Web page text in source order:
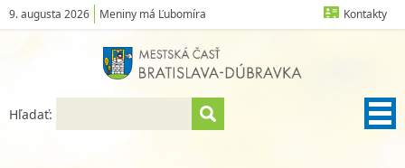
9. augusta 2026 Meniny má Ľubomíra Kontakty
Hľadať: